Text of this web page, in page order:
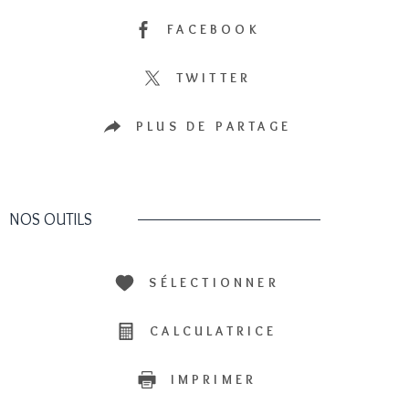
FACEBOOK
TWITTER
PLUS DE PARTAGE
NOS OUTILS
SÉLECTIONNER
CALCULATRICE
IMPRIMER